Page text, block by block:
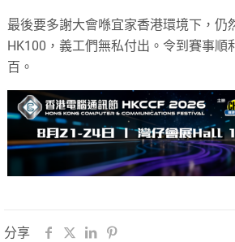
最後要多謝大會喺宜家香港環境下，仍
HK100，義工們無私付出。令到賽事順
百。
分享